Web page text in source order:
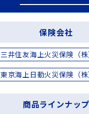
保険会社
三井住友海上火災保険（株
東京海上日動火災保険（株
商品ラインナップ